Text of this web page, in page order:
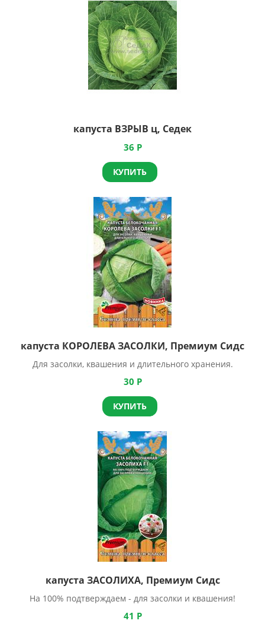
капуста ВЗРЫВ ц, Седек
36 Р
КУПИТЬ
капуста КОРОЛЕВА ЗАСОЛКИ, Премиум Сидс
Для засолки, квашения и длительного хранения.
30 Р
КУПИТЬ
капуста ЗАСОЛИХА, Премиум Сидс
На 100% подтверждаем - для засолки и квашения!
41 Р